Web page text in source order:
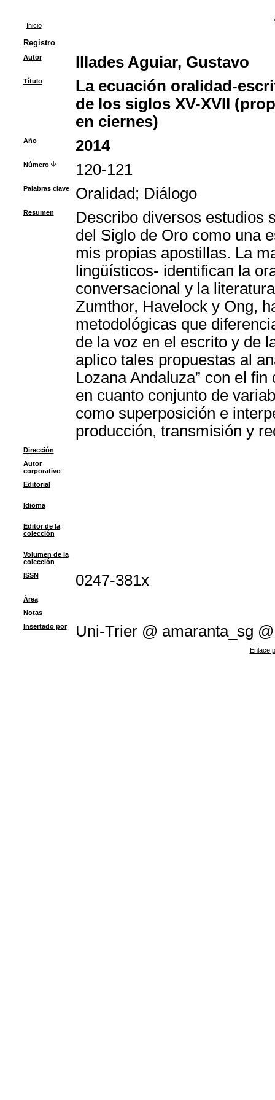
Inicio
Registro
Autor Illades Aguiar, Gustavo
Título
La ecuación oralidad-
de los siglos XV-XVII
en ciernes)
Año 2014
Número 120-121
Palabras clave Oralidad; Diálogo
Resumen
Describo diversos estudios
del Siglo de Oro como una
mis propias apostillas. La
lingüísticos- identifican la
conversacional y la
Zumthor, Havelock y Ong,
metodológicas que
de la voz en el escrito y de
aplico tales propuestas al
Lozana Andaluza” con el
en cuanto conjunto de
como superposición e
producción, transmisión y
Dirección
Autor
corporativo
Editorial
Idioma
Editor de la
colección
Volumen de la
colección
ISSN
0247-381x
Área
Notas
Insertado por
Uni-Trier @ amaranta_sg @
Enlace